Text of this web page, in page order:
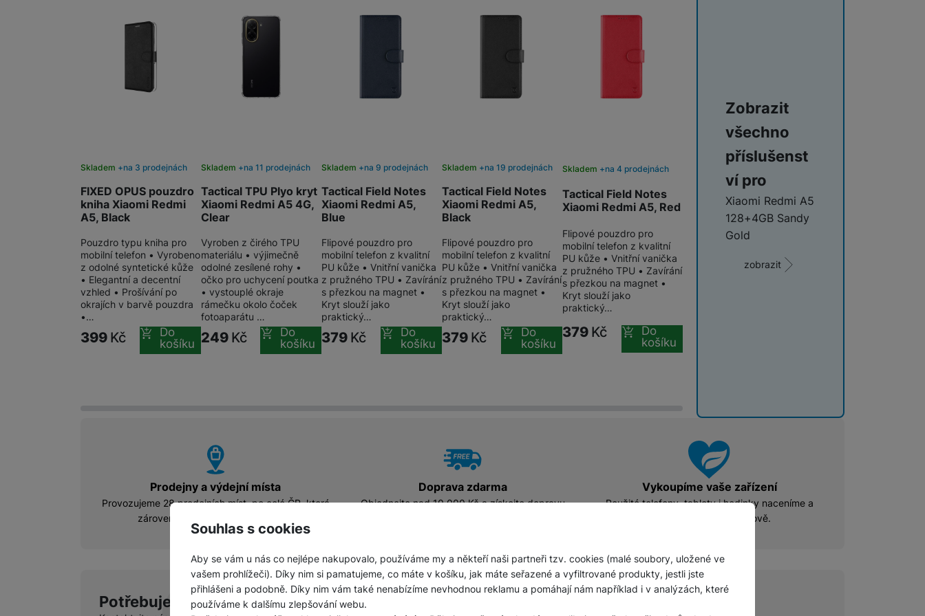
Souhlas s cookies
Aby se vám u nás co nejlépe nakupovalo, používáme my a někteří naši partneři tzv. cookies (malé soubory, uložené ve
vašem prohlížeči). Díky nim si pamatujeme, co máte v košíku, jak máte seřazené a vyfiltrované produkty, jestli jste
přihlášeni a podobně. Díky nim vám také nenabízíme nevhodnou reklamu a pomáhají nám například i v analýzách, které
používáme k dalšímu zlepšování webu.
999Kč
FIXED OPUS pouzdro
kniha Xiaomi Redmi
A5, Black
Skladem na 3 prodejnách
Pouzdro typu kniha pro
mobilní telefon • Vyrobeno
z odolné syntetické kůže
• Elegantní a decentní
vzhled • Prošívání po
okrajích v barvě pouzdra
•…
399 Kč
Do
košíku
Tactical TPU Plyo kryt
Xiaomi Redmi A5 4G,
Clear
Skladem na 11 prodejnách
Vyroben z čirého TPU
materiálu • výjimečně
odolné zesílené rohy •
očko pro uchycení poutka
• vystouplé okraje
rámečku okolo čoček
fotoaparátu …
249 Kč
Do
košíku
Tactical Field Notes
Xiaomi Redmi A5,
Blue
Skladem na 9 prodejnách
Flipové pouzdro pro
mobilní telefon z kvalitní
PU kůže • Vnitřní vanička
z pružného TPU • Zavírání
s přezkou na magnet •
Kryt slouží jako
praktický…
379 Kč
Do
košíku
Tactical Field Notes
Xiaomi Redmi A5,
Black
Skladem na 19 prodejnách
Flipové pouzdro pro
mobilní telefon z kvalitní
PU kůže • Vnitřní vanička
z pružného TPU • Zavírání
s přezkou na magnet •
Kryt slouží jako
praktický…
379 Kč
Do
košíku
Tactical Field Notes
Xiaomi Redmi A5, Red
Skladem na 4 prodejnách
Flipové pouzdro pro
mobilní telefon z kvalitní
PU kůže • Vnitřní vanička
z pružného TPU • Zavírání
s přezkou na magnet •
Kryt slouží jako
praktický…
379 Kč
Do
košíku
Zobrazit
všechno
příslušenst
ví pro
Xiaomi Redmi A5
128+4GB Sandy
Gold
zobrazit
Prodejny a výdejní místa
Provozujeme 28 prodejních míst, po celé ČR, která
zároveň slouží i jako výdejní místo.
Doprava zdarma
Objednejte nad 10 000 Kč a získejte dopravu
Vykoupíme vaše zařízení
Použité telefony, tablety i hodinky naceníme a
rychle a férově.
Potřebujete poradit? Po-Pá 9-17